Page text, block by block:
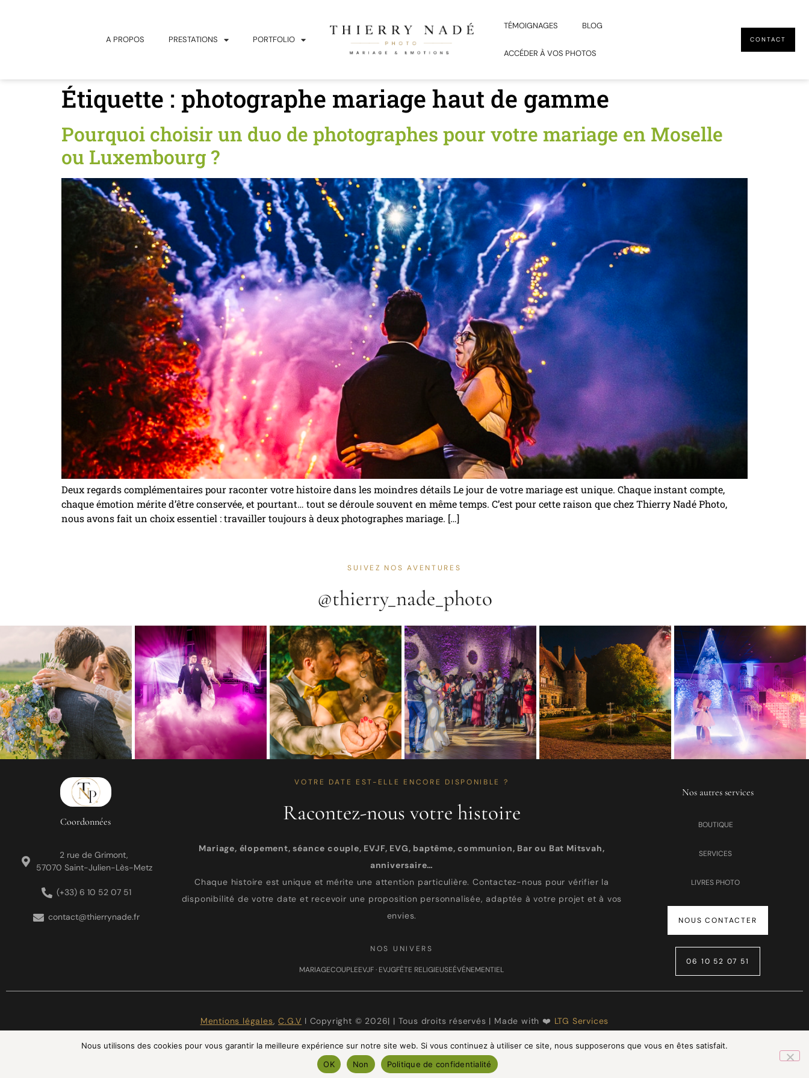
A PROPOS PRESTATIONS PORTFOLIO
TÉMOIGNAGES BLOG
ACCÉDER À VOS PHOTOS
CONTACT
Étiquette : photographe mariage haut de gamme
Pourquoi choisir un duo de photographes pour votre mariage en Moselle
ou Luxembourg ?
Deux regards complémentaires pour raconter votre histoire dans les moindres détails Le jour de votre mariage est unique. Chaque instant compte,
chaque émotion mérite d’être conservée, et pourtant… tout se déroule souvent en même temps. C’est pour cette raison que chez Thierry Nadé Photo,
nous avons fait un choix essentiel : travailler toujours à deux photographes mariage. […]
SUIVEZ NOS AVENTURES
@thierry_nade_photo
Coordonnées
2 rue de Grimont,
57070 Saint-Julien-Lès-Metz
(+33) 6 10 52 07 51
contact@thierrynade.fr
VOTRE DATE EST-ELLE ENCORE DISPONIBLE ?
Racontez-nous votre histoire
Mariage, élopement, séance couple, EVJF, EVG, baptême, communion, Bar ou Bat Mitsvah,
anniversaire…
Chaque histoire est unique et mérite une attention particulière. Contactez-nous pour vérifier la
disponibilité de votre date et recevoir une proposition personnalisée, adaptée à votre projet et à vos
envies.
NOS UNIVERS
MARIAGECOUPLEEVJF · EVJGFÊTE RELIGIEUSEÉVÉNEMENTIEL
Nos autres services
BOUTIQUE
SERVICES
LIVRES PHOTO
NOUS CONTACTER
06 10 52 07 51
Mentions légales,C.G.V I Copyright © 2026| | Tous droits réservés | Made with ❤️ LTG Services
FACEBOOK PINTEREST LINKEDIN
Nous utilisons des cookies pour vous garantir la meilleure expérience sur notre site web. Si vous continuez à utiliser ce site, nous supposerons que vous en êtes satisfait.
OK
Non Politique de confidentialité